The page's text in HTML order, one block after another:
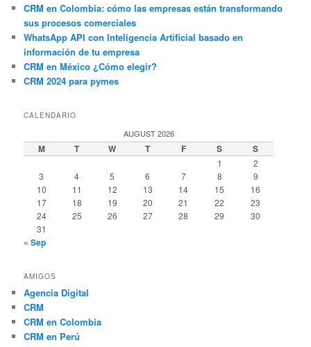
CRM en Colombia: cómo las empresas están transformando
sus procesos comerciales
WhatsApp API con Inteligencia Artificial basado en
información de tu empresa
CRM en México ¿Cómo elegir?
CRM 2024 para pymes
CALENDARIO
AUGUST 2026
M T W T F S S
1
2
3
4 5 6 7 8
9
10
11 12 13 14 15
16
17
18 19 20 21 22
23
24
25 26 27 28 29
30
31
« Sep
AMIGOS
Agencia Digital
CRM
CRM en Colombia
CRM en Perú